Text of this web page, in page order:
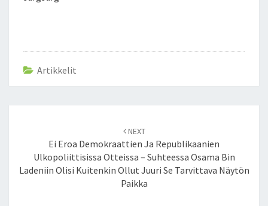
Artikkelit
navigation
NEXT
Ei Eroa Demokraattien Ja Republikaanien
Ulkopoliittisissa Otteissa – Suhteessa Osama Bin
Ladeniin Olisi Kuitenkin Ollut Juuri Se Tarvittava Näytön
Paikka